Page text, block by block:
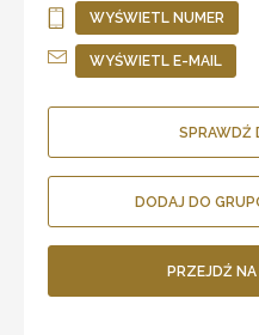
WYŚWIETL NUMER
WYŚWIETL E-MAIL
SPRAWDŹ
DODAJ DO
PRZEJDŹ